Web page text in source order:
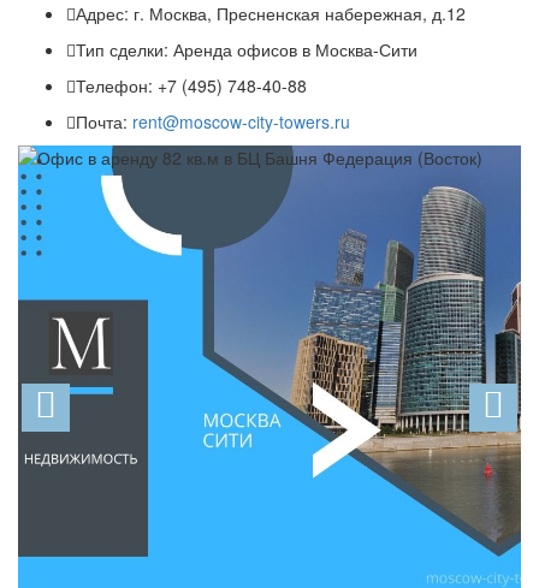
Адрес: г. Москва, Пресненская набережная, д.12
Тип сделки: Аренда офисов в Москва-Сити
Телефон: +7 (495) 748-40-88
Почта: rent@moscow-city-towers.ru
Previous